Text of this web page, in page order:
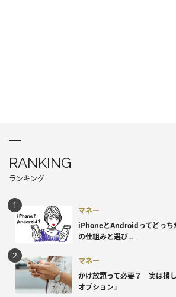
RANKING
ランキング
マネー
iPhoneとAndroidってどっ
の仕組みと選び...
マネー
かけ放題って必要？ 実は損
オプション」